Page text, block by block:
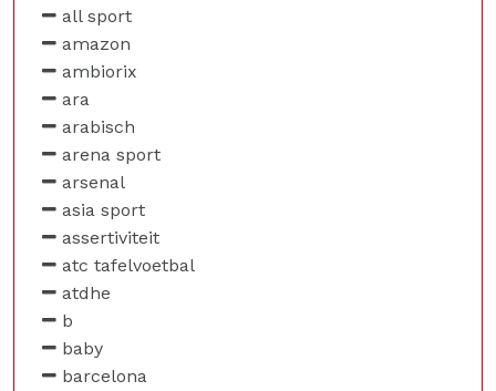
all sport
amazon
ambiorix
ara
arabisch
arena sport
arsenal
asia sport
assertiviteit
atc tafelvoetbal
atdhe
b
baby
barcelona